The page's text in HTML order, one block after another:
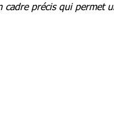
précis qui permet